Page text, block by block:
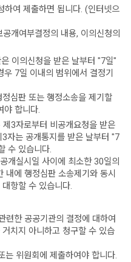
하여 제출하면 됩니다. (인터넷으
개여부결정의 내용, 이의신청의
이의신청을 받은 날부터 "7일"
7일 이내의 범위에서 결정기
심판 또는 행정소송을 제기할
야 합니다.
제3자로부터 비공개요청을 받은
자는 공개통지를 받은 날부터 "7
수 있습니다.
개실시일 사이에 최소한 30일의
내에 행정심판 소송제기와 동시
항할 수 있습니다.
련한 공공기관의 결정에 대하여
치지 아니하고 청구할 수 있습
는 위원회에 제출하여야 합니다.